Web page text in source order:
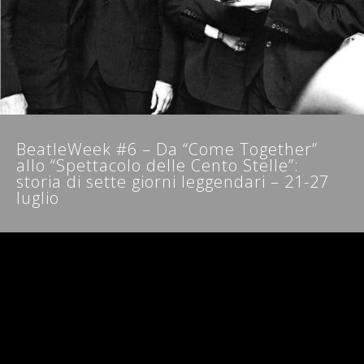
NEWSLETTER
BeatleWeek #6 – Da “Come Together”
allo “Spettacolo delle Cento Stelle”:
storia di sette giorni leggendari – 21-27
luglio